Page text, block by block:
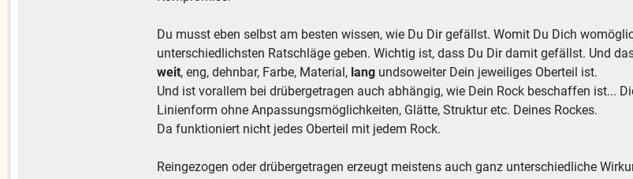
Du musst eben selbst am besten wissen, wie Du Dir gefällst. Womit Du Dich
unterschiedlichsten Ratschläge geben. Wichtig ist, dass Du Dir damit gefällst. Und
weit, eng, dehnbar, Farbe, Material, lang undsoweiter Dein jeweiliges Oberteil ist.
Und ist vorallem bei drübergetragen auch abhängig, wie Dein Rock beschaffen ist...
Linienform ohne Anpassungsmöglichkeiten, Glätte, Struktur etc. Deines Rockes.
Da funktioniert nicht jedes Oberteil mit jedem Rock.
Reingezogen oder drübergetragen erzeugt meistens auch ganz unterschiedliche